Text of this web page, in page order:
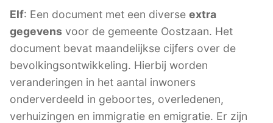
Elf: Een document met een diverse extra
gegevens voor de gemeente Oostzaan. Het
document bevat maandelijkse cijfers over de
bevolkingsontwikkeling. Hierbij worden
veranderingen in het aantal inwoners
onderverdeeld in geboortes, overledenen,
verhuizingen en immigratie en emigratie. Er zijn